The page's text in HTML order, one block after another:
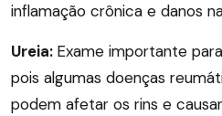
inflamação crônica e danos
Ureia: Exame importante
pois algumas doenças
podem afetar os rins e